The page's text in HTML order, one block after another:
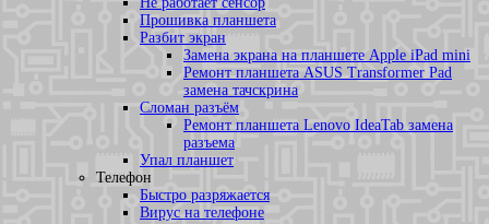
Прошивка планшета
Разбит экран
Замена экрана на планшете Apple iPad mini
Ремонт планшета ASUS Transformer Pad
замена тачскрина
Сломан разъём
Ремонт планшета Lenovo IdeaTab замена
разъема
Упал планшет
Телефон
Быстро разряжается
Вирус на телефоне